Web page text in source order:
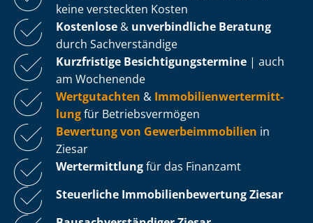
keine versteckten Kosten
Kostenlose & unverbindliche Beratung
durch Sachverständige
Kurzfristige Be­sich­ti­gungs­ter­mi­ne | auch
am Wochenende
Wertgutachten & Im­mo­bi­li­en­wert­ermitt­
lungfür Be­triebs­ver­mö­gen
Bewertung von Ge­wer­be­im­mo­bi­li­en in
Ziesar
Wertermittlungfür das Finanzamt
Steuerliche Im­mo­bi­li­en­be­wer­tungZiesar